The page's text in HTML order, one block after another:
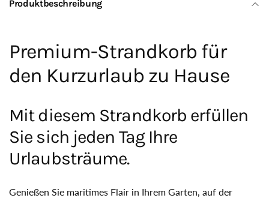
Produktbeschreibung
Premium-Strandkorb für
den Kurzurlaub zu Hause
Mit diesem Strandkorb erfüllen
Sie sich jeden Tag Ihre
Urlaubsträume.
Genießen Sie maritimes Flair in Ihrem Garten, auf der